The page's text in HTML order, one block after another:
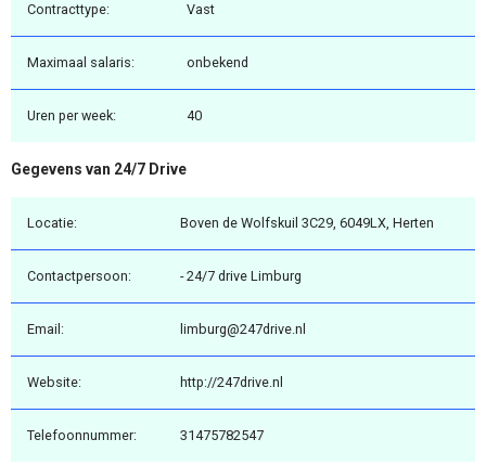
Contracttype: Vast
Maximaal salaris: onbekend
Uren per week: 40
Gegevens van 24/7 Drive
Locatie: Boven de Wolfskuil 3C29, 6049LX, Herten
Contactpersoon: - 24/7 drive Limburg
Email: limburg@247drive.nl
Website: http://247drive.nl
Telefoonnummer: 31475782547